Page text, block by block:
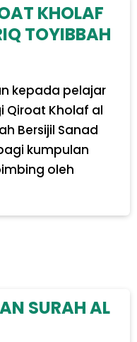
KHOLAF
TOYIBBAH
kepada pelajar
Qiroat Kholaf al
Bersijil Sanad
kumpulan
oleh
SURAH AL